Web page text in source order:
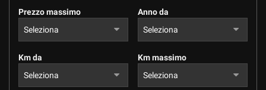
Prezzo massimo Anno da
Km da Km massimo